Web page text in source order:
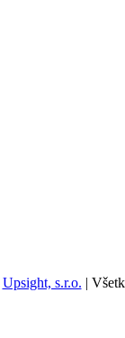
Upsight, s.r.o. |